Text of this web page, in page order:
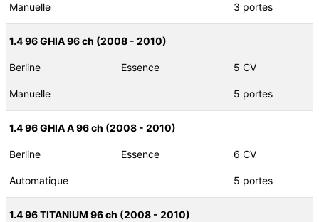
Manuelle 3 portes
1.4 96 GHIA 96 ch (2008 - 2010)
Berline Essence 5 CV
Manuelle 5 portes
1.4 96 GHIA A 96 ch (2008 - 2010)
Berline Essence 6 CV
Automatique 5 portes
1.4 96 TITANIUM 96 ch (2008 - 2010)